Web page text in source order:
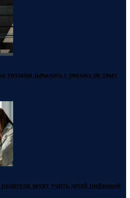
титанов началась с письма не тому
хотят учить детей цифровой